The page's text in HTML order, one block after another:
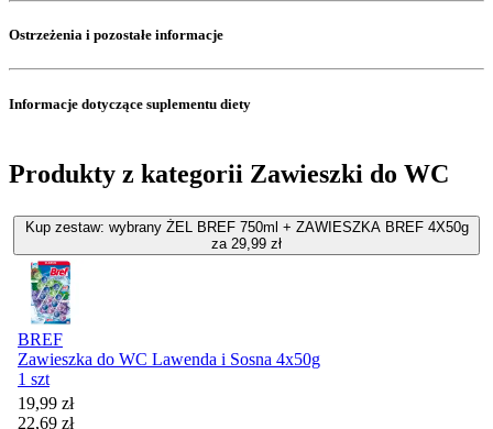
Ostrzeżenia i pozostałe informacje
Informacje dotyczące suplementu diety
Produkty z kategorii Zawieszki do WC
Kup zestaw: wybrany ŻEL BREF 750ml + ZAWIESZKA BREF 4X50g
za 29,99 zł
BREF
Zawieszka do WC Lawenda i Sosna 4x50g
1 szt
Cena promocyjna
19,99 zł
22,69 zł